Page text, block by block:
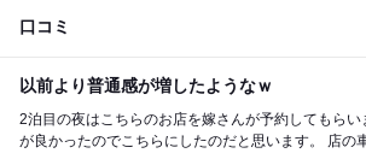
口コミ
以前より普通感が増したようなｗ
2泊目の夜はこちらのお店を嫁さんが予約してもらいました。
が良かったのでこちらにしたのだと思います。 店の車で宿まで迎えに来